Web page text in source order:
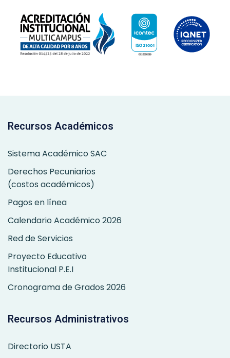
Recursos Académicos
Sistema Académico SAC
Derechos Pecuniarios
(costos académicos)
Pagos en línea
Calendario Académico 2026
Red de Servicios
Proyecto Educativo
Institucional P.E.I
Cronograma de Grados 2026
Recursos Administrativos
Directorio USTA